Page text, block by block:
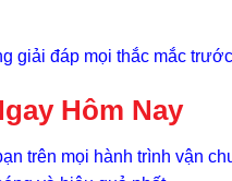
giải đáp mọi thắc mắc
Hôm Nay
trên mọi hành trình vận